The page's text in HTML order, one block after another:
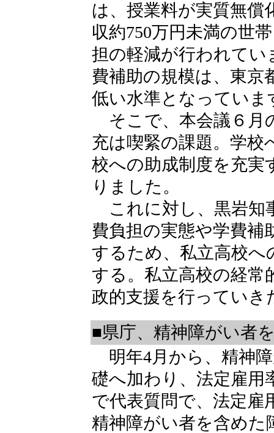
は、授業料が実質無
収約750万円未満の世
担の軽減が行われてい
費補助の規模は、東京
低い水準となっていま
そこで、本会議６月
充は喫緊の課題。学校
校への助成制度を充実
りました。
これに対し、黒岩知
費負担の実態や学費補
するため、私立高校
する。私立高校の経常
政的支援を行ってい
■県庁、精神障がい者
明年4月から、精神
礎へ加わり、法定雇用
で代表質問で、法定雇
精神障がい者を含めた